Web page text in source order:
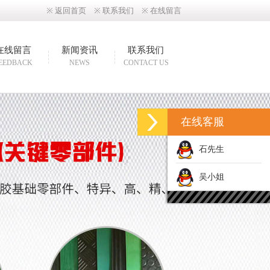
※ 返回首页 ※ 联系我们 ※ 在线留言
线留言 新闻资讯
NEWS
联系我们
CONTACT US
在线客服
石先生
吴小姐